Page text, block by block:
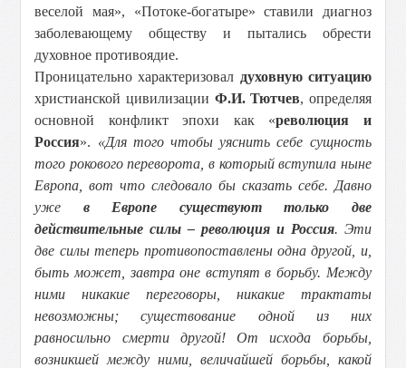
веселой мая», «Потоке-богатыре» ставили диагноз
заболевающему обществу и пытались обрести
духовное противоядие.
Проницательно характеризовал духовную ситуацию
христианской цивилизации Ф.И. Тютчев, определяя
основной конфликт эпохи как «революция и
Россия». «Для того чтобы уяснить себе сущность
того рокового переворота, в который вступила ныне
Европа, вот что следовало бы сказать себе. Давно
уже в Европе существуют только две
действительные силы – революция и Россия. Эти
две силы теперь противопоставлены одна другой, и,
быть может, завтра оне вступят в борьбу. Между
ними никакие переговоры, никакие трактаты
невозможны; существование одной из них
равносильно смерти другой! От исхода борьбы,
возникшей между ними, величайшей борьбы, какой